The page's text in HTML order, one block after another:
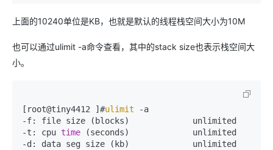
上面的10240单位是KB，也就是默认的线程栈空间大小为10M
也可以通过ulimit -a命令查看，其中的stack size也表示栈空间大
小。
[root@tiny4412 ]#ulimit -a
-f: file size (blocks)             unlimited
-t: cpu time (seconds)             unlimited
-d: data seg size (kb)             unlimited